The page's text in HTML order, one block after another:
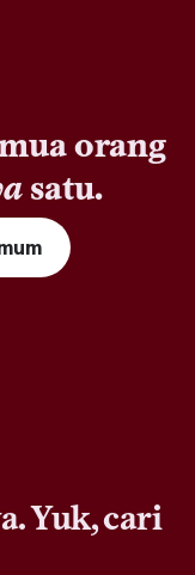
orang
satu.
Yuk, cari